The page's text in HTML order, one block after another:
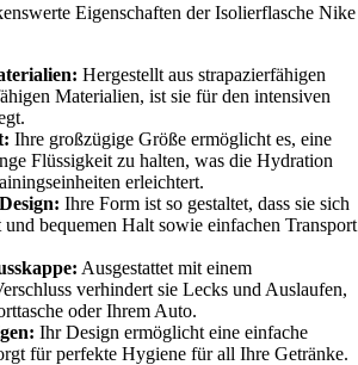
Eigenschaften der Isolierflasche Nike
Hergestellt aus strapazierfähigen
Materialien, ist sie für den intensiven
Ihre großzügige Größe ermöglicht es, eine
Flüssigkeit zu halten, was die Hydration
erleichtert.
Ihre Form ist so gestaltet, dass sie sich
und bequemen Halt sowie einfachen Transport
Ausgestattet mit einem
verhindert sie Lecks und Auslaufen,
oder Ihrem Auto.
Ihr Design ermöglicht eine einfache
für perfekte Hygiene für all Ihre Getränke.